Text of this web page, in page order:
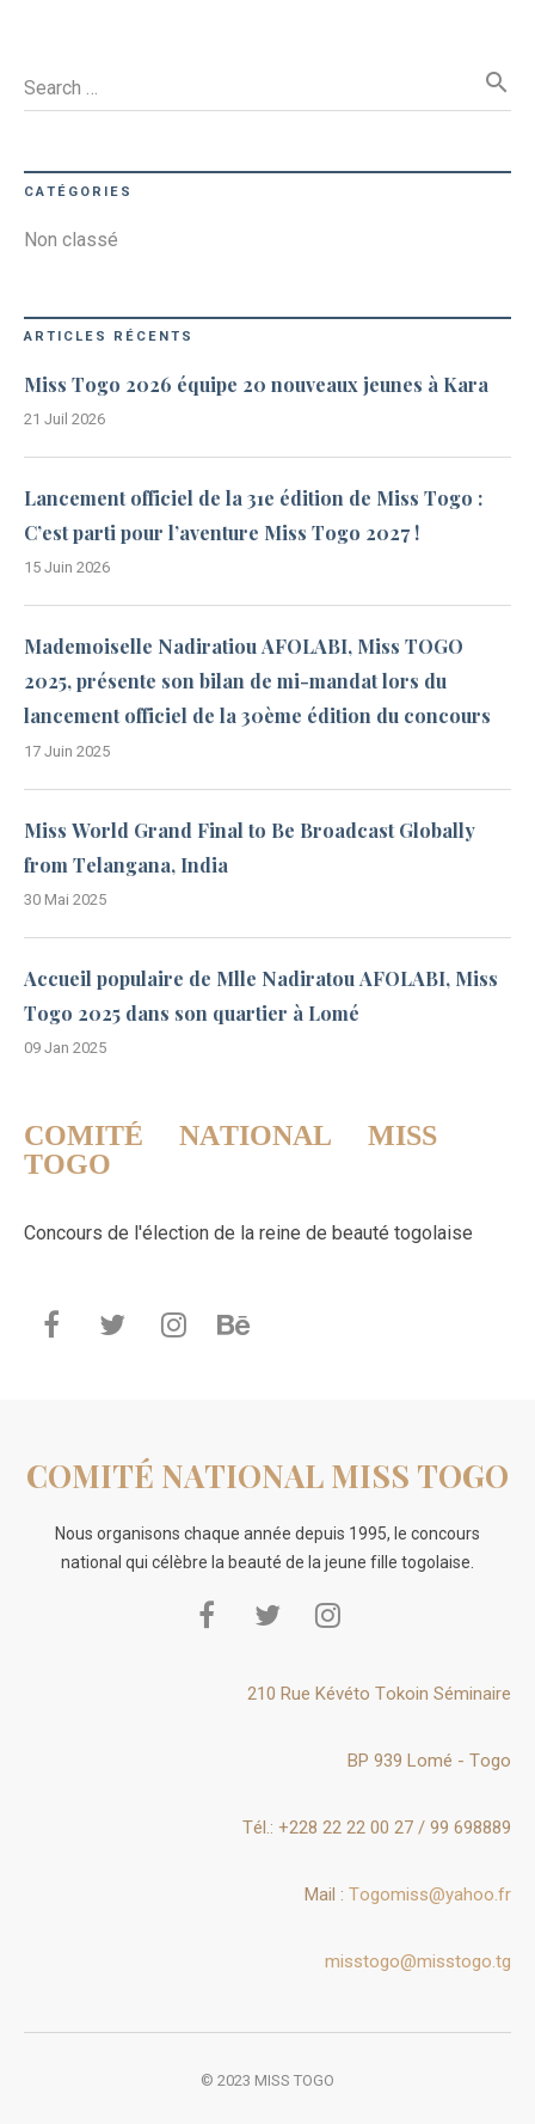
Search … search
CATÉGORIES
Non classé
ARTICLES RÉCENTS
Miss Togo 2026 équipe 20 nouveaux jeunes à Kara
21 Juil 2026
Lancement officiel de la 31e édition de Miss Togo :
C’est parti pour l’aventure Miss Togo 2027 !
15 Juin 2026
Mademoiselle Nadiratiou AFOLABI, Miss TOGO
2025, présente son bilan de mi-mandat lors du
lancement officiel de la 30ème édition du concours
17 Juin 2025
Miss World Grand Final to Be Broadcast Globally
from Telangana, India
30 Mai 2025
Accueil populaire de Mlle Nadiratou AFOLABI, Miss
Togo 2025 dans son quartier à Lomé
09 Jan 2025
COMITÉ NATIONAL MISS
TOGO
Concours de l'élection de la reine de beauté togolaise
COMITÉ NATIONAL MISS TOGO
Nous organisons chaque année depuis 1995, le concours
national qui célèbre la beauté de la jeune fille togolaise.
210 Rue Kévéto Tokoin Séminaire
BP 939 Lomé - Togo
Tél.: +228 22 22 00 27 / 99 698889
Mail : Togomiss@yahoo.fr
misstogo@misstogo.tg
© 2023 MISS TOGO